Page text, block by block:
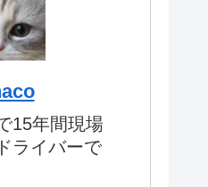
15年間現場
ライバーで